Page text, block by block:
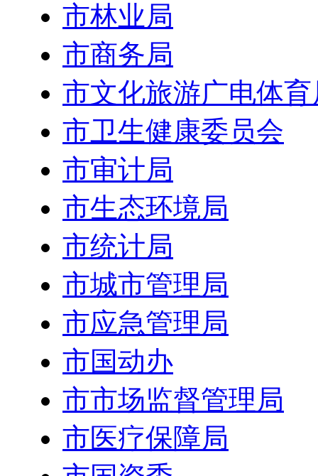
市林业局
市商务局
市文化旅游广电体育
市卫生健康委员会
市审计局
市生态环境局
市统计局
市城市管理局
市应急管理局
市国动办
市市场监督管理局
市医疗保障局